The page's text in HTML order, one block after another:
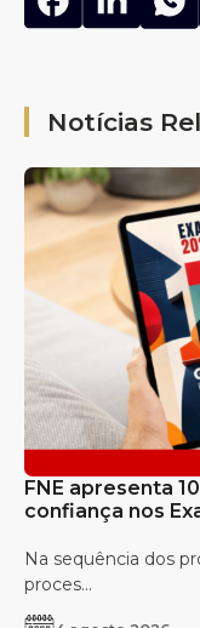
Notícias
FNE apresenta
confiança nos
Na sequência dos
proces...